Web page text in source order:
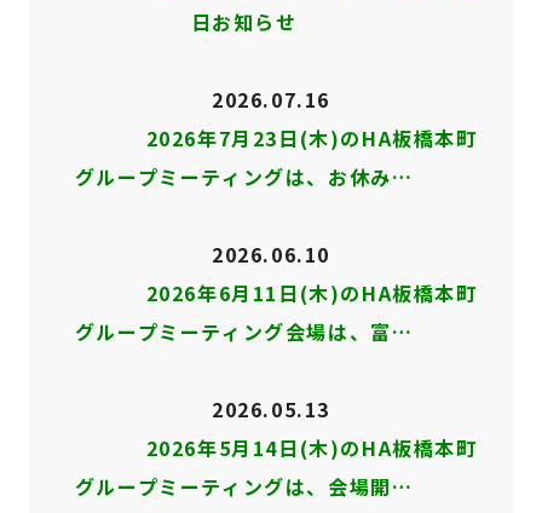
日お知らせ
2026.07.16
2026年7月23日(木)のHA板橋本町
グループミーティングは、お休み…
2026.06.10
2026年6月11日(木)のHA板橋本町
グループミーティング会場は、富…
2026.05.13
2026年5月14日(木)のHA板橋本町
グループミーティングは、会場開…